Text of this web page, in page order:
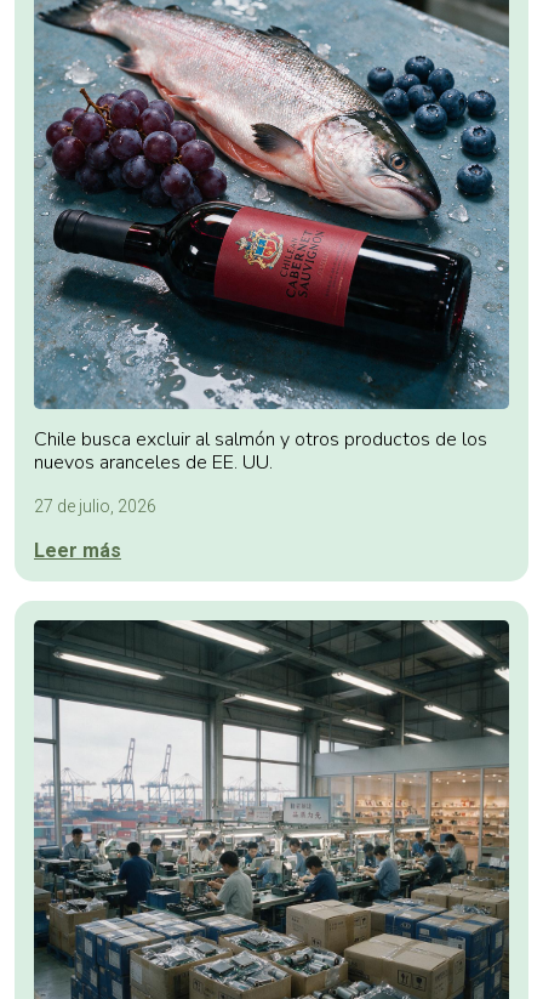
Chile busca excluir al salmón y otros productos de los
nuevos aranceles de EE. UU.
27 de julio, 2026
Leer más